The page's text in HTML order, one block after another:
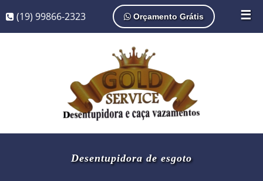
☰
(19) 99866-2323 Orçamento Grátis
Desentupidora de esgoto